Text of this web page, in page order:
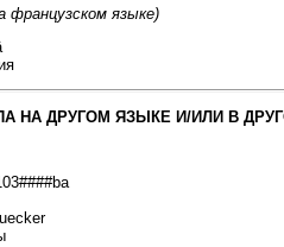
французском языке)
НА ДРУГОМ ЯЗЫКЕ И/ИЛИ В